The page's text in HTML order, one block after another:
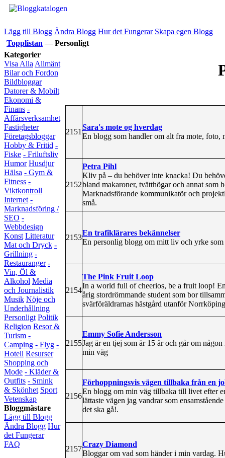
Lägg till Blogg Ändra Blogg Hur det Fungerar Skapa egen Blogg
Topplistan — Personligt
Kategorier
Visa Alla Allmänt
Bilar och Fordon
Bildbloggar
Datorer & Mobilt
Ekonomi &
Finans -
Affärsverksamhet
Fastigheter
Företagsbloggar
Hobby & Fritid -
Fiske - Friluftsliv
Humor Husdjur
Hälsa - Gym &
Fitness -
Viktkontroll
Internet -
Marknadsföring /
SEO -
Webbdesign
Konst Litteratur
Mat och Dryck -
Grillning -
Restauranger -
Vin, Öl &
Alkohol Media
och Journalistik
Musik Nöje och
Underhållning
Personligt Politik
Religion Resor &
Turism -
Camping - Flyg -
Hotell Resurser
Shopping och
Mode - Kläder &
Outfits - Smink
& Skönhet Sport
Vetenskap
Bloggmästare
Lägg till Blogg
Ändra Blogg Hur
det Fungerar
FAQ
2151
Sara's mote og hverdag
En blogg som handler om alt fra mote, foto,
2152
Petra Pihl
Kliv på – du behöver inte knacka! Du
bland makaroner, tvätthögar och annat
Marknadsförande kommunikatör och
små.
2153
En trafiklärares bekännelser
En personlig blogg om mitt liv och yrke
2154
The Pink Fruit Loop
In a world full of cheerios, be a fruit loop!
årig stordrömmande student som bor
svärföräldrarnas hästgård utanför
2155
Emmy Sofie Andersson
Jag är en tjej som är 15 år och går om
min väg
2156
Förhoppningsvis vägen tillbaka från en
En blogg om min väg tillbaka till livet efter
lättaste vägen jag vandrar som
det ska gå!.
2157
Crazy Diamond
Bloggar om vad som händer i min vardag.